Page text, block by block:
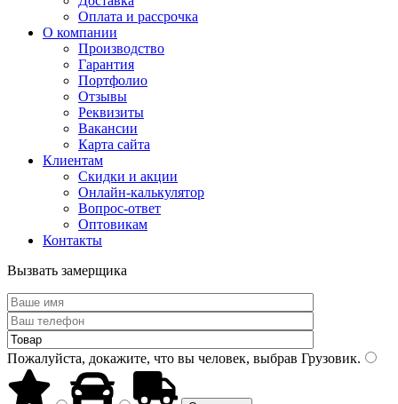
Оплата и рассрочка
О компании
Производство
Гарантия
Портфолио
Отзывы
Реквизиты
Вакансии
Карта сайта
Клиентам
Скидки и акции
Онлайн-калькулятор
Вопрос-ответ
Оптовикам
Контакты
Вызвать замерщика
Пожалуйста, докажите, что вы человек, выбрав Грузовик.